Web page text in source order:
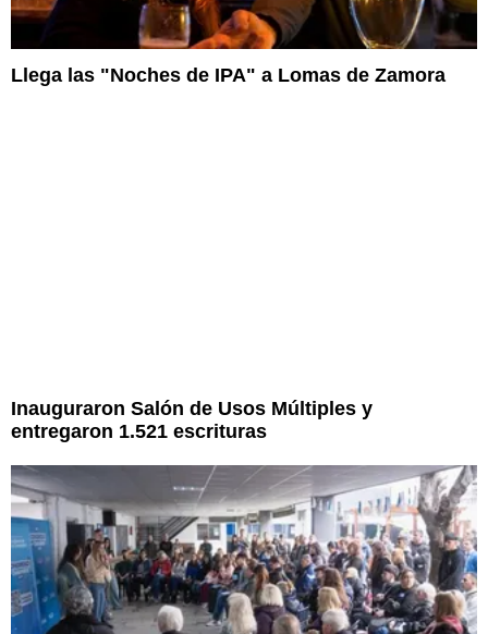
Llega las "Noches de IPA" a Lomas de Zamora
Inauguraron Salón de Usos Múltiples y
entregaron 1.521 escrituras